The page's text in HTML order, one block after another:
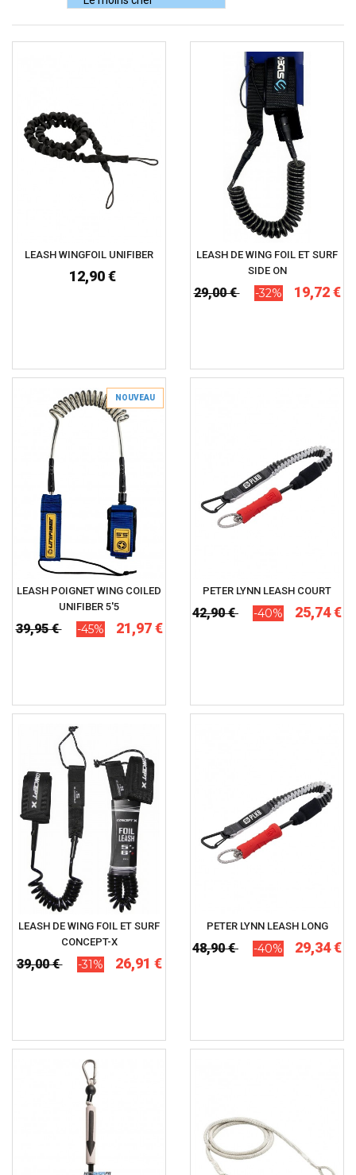
LEASH WINGFOIL UNIFIBER
12,90 €
LEASH DE WING FOIL ET SURF
SIDE ON
29,00 € -32% 19,72 €
NOUVEAU
LEASH POIGNET WING COILED
UNIFIBER 5'5
39,95 € -45% 21,97 €
PETER LYNN LEASH COURT
42,90 € -40% 25,74 €
LEASH DE WING FOIL ET SURF
CONCEPT-X
39,00 € -31% 26,91 €
PETER LYNN LEASH LONG
48,90 € -40% 29,34 €